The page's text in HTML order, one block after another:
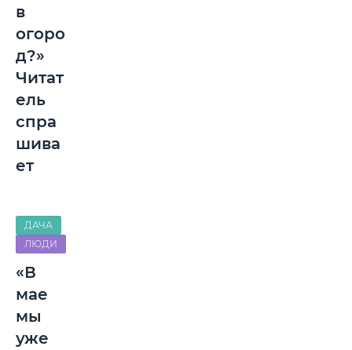
в
огоро
д?»
Читат
ель
спра
шива
ет
ДАЧА
ЛЮДИ
«В
мае
мы
уже